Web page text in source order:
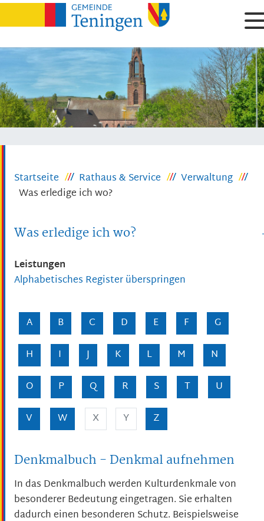
Startseite Rathaus & Service
Verwaltung
Was erledige ich wo?
Was erledige ich wo?
Leistungen
Alphabetisches Register überspringen
A B C D E F
G
H
I J K L M
N
O
P Q R S T
U
V
W X Y Z
Denkmalbuch - Denkmal aufnehmen
In das Denkmalbuch werden Kulturdenkmale von
besonderer Bedeutung eingetragen. Sie erhalten
dadurch einen besonderen Schutz. Beispielsweise